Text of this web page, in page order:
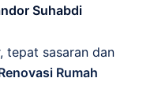
Suhabdi
tepat sasaran dan
Rumah